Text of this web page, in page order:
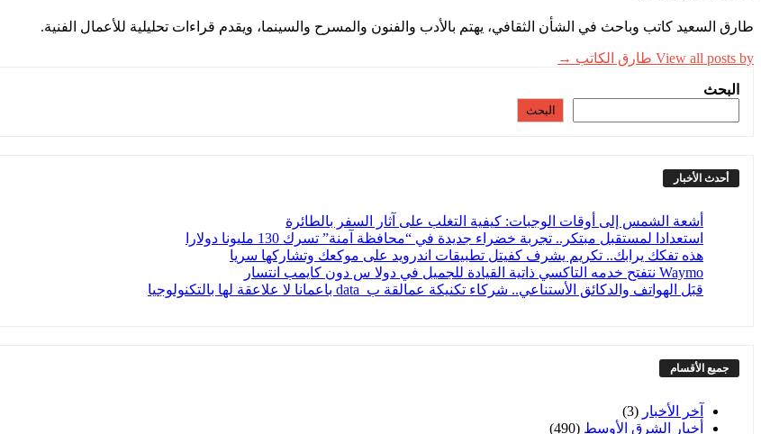
طارق السعيد كاتب وباحث في الشأن الثقافي، يهتم بالأدب والفنون والمسرح والسينما، ويقدم قراءات تحليلية للأعمال الفنية.
View all posts by طارق الكاتب →
البحث
البحث
أحدث الأخبار
أشعة الشمس إلى أوقات الوجبات: كيفية التغلب على آثار السفر بالطائرة
استعدادا لمستقبل مبتكر.. تجربة خضراء جديدة في “محافظة آمنة” تسرك 130 مليونا دولارا
هذه تفكك يرابك.. تكريم يشرف كفيتل تطبيقات اندرويد على موكعك وتشاركها سريا
Waymo​ نتفتح خدمه التاكسي ذاتية القيادة للجميل في دولا س دون كايمب انتسار
قبَل الهواتف والدكائق الأستناعي.. شركاء تكنيكة عمالقة ب_data باعمانا لا علاعقة لها بالتكنولوجيا
جميع الأقسام
آخر الأخبار (3)
أخبار الشرق الأوسط (490)